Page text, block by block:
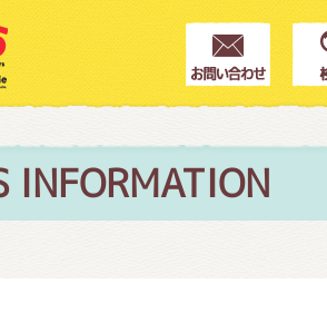
INFORMATION